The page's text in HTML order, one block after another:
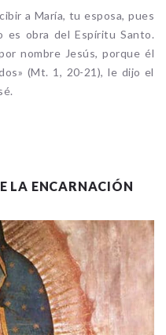
a María, tu esposa, pues
es obra del Espíritu Santo.
nombre Jesús, porque él
(Mt. 1, 20-21), le dijo el
LA ENCARNACIÓN